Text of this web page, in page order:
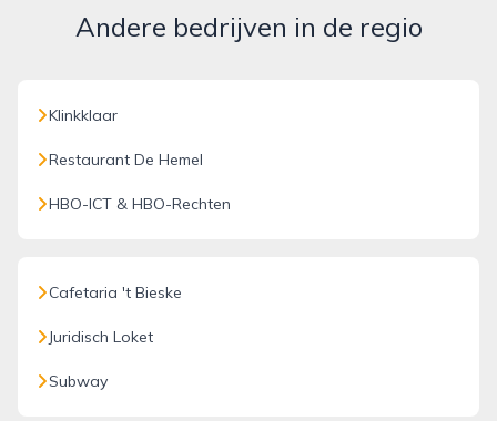
Andere bedrijven in de regio
Klinkklaar
Restaurant De Hemel
HBO-ICT & HBO-Rechten
Cafetaria 't Bieske
Juridisch Loket
Subway